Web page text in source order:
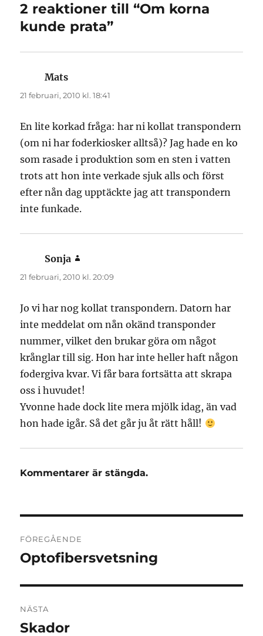
2 reaktioner till “Om korna
kunde prata”
Mats
21 februari, 2010 kl. 18:41
En lite korkad fråga: har ni kollat transpondern
(om ni har foderkiosker alltså)? Jag hade en ko
som rasade i produktion som en sten i vatten
trots att hon inte verkade sjuk alls och först
efter nån dag upptäckte jag att transpondern
inte funkade.
Sonja
21 februari, 2010 kl. 20:09
Jo vi har nog kollat transpondern. Datorn har
inte meddelat om nån okänd transponder
nummer, vilket den brukar göra om något
krånglar till sig. Hon har inte heller haft någon
fodergiva kvar. Vi får bara fortsätta att skrapa
oss i huvudet!
Yvonne hade dock lite mera mjölk idag, än vad
hon hade igår. Så det går ju åt rätt håll!
Kommentarer är stängda.
FÖREGÅENDE
Föregående
Optofibersvetsning
NÄSTA
Nästa
Skador